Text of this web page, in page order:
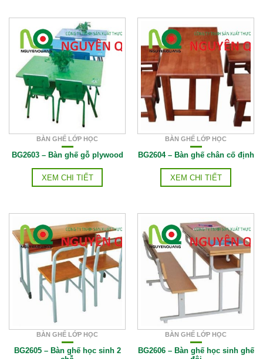
BÀN GHẾ LỚP HỌC
BG2603 – Bàn ghế gỗ plywood
XEM CHI TIẾT
BÀN GHẾ LỚP HỌC
BG2604 – Bàn ghế chân cố định
XEM CHI TIẾT
BÀN GHẾ LỚP HỌC
BG2605 – Bàn ghế học sinh 2
BÀN GHẾ LỚP HỌC
BG2606 – Bàn ghế học sinh ghế